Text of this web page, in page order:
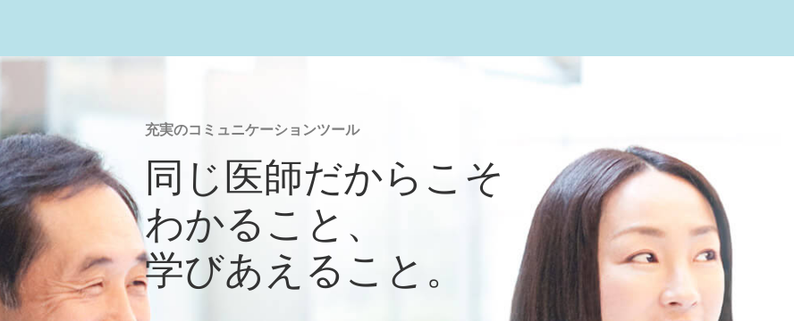
充実のコミュニケーションツール
同じ医師だからこそ
わかること、
学びあえること。